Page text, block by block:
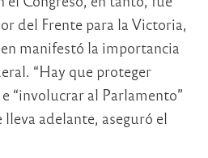
del Frente para la Victoria,
manifestó la importancia
“Hay que proteger
“involucrar al Parlamento”
adelante, aseguró el